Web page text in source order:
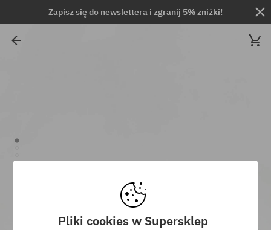
Zapisz się do newslettera i zgranij 5% zniżki!
Pliki cookies w Supersklep